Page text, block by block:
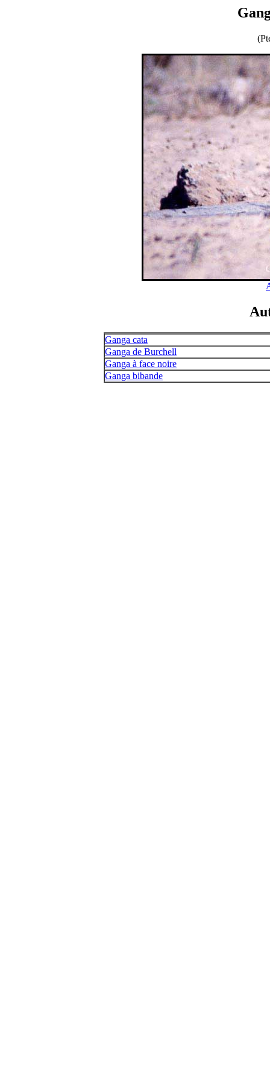
Ganga cata
Ganga de Burchell
Ganga à face noire
Ganga bibande